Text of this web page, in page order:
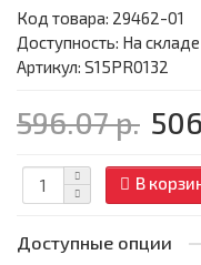
Код товара: 29462-01
Доступность: На складе
Артикул: S15PR0132
596.07 р.
В
Доступные опции